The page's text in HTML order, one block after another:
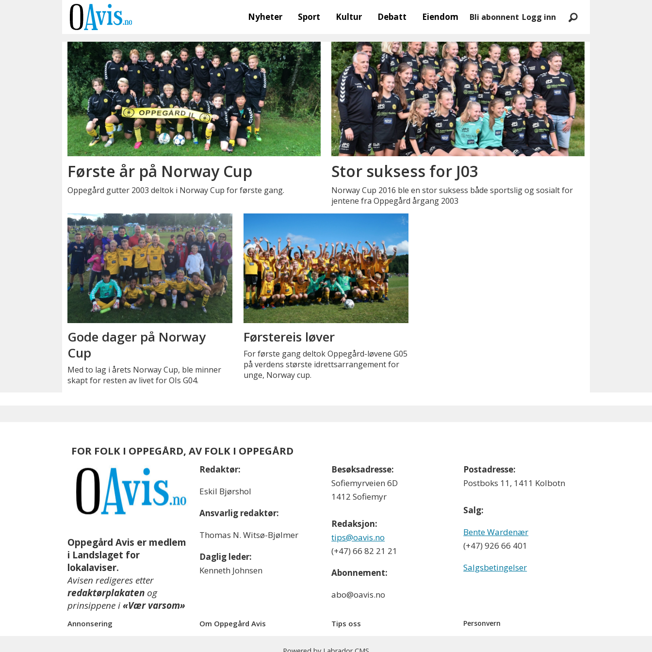
Nyheter Sport Kultur Debatt Eiendom Bli abonnent Logg inn
norway
Første år på Norway Cup
Oppegård gutter 2003 deltok i Norway Cup for første gang.
Stor suksess for J03
Norway Cup 2016 ble en stor suksess både sportslig og sosialt for
jentene fra Oppegård årgang 2003
Gode dager på Norway
Cup
Med to lag i årets Norway Cup, ble minner
skapt for resten av livet for OIs G04.
Førstereis løver
For første gang deltok Oppegård-løvene G05
på verdens største idrettsarrangement for
unge, Norway cup.
FOR FOLK I OPPEGÅRD, AV FOLK I OPPEGÅRD
Oppegård Avis er medlem
i Landslaget for
lokalaviser.
Avisen redigeres etter
redaktørplakaten og
prinsippene i«Vær varsom»
Redaktør:
Eskil Bjørshol
Ansvarlig redaktør:
Thomas N. Witsø-Bjølmer
Daglig leder:
Kenneth Johnsen
Besøksadresse:
Sofiemyrveien 6D
1412 Sofiemyr
Redaksjon:
tips@oavis.no
(+47) 66 82 21 21
Abonnement:
abo@oavis.no
Postadresse:
Postboks 11, 1411 Kolbotn
Salg:
Bente Wardenær
(+47) 926 66 401
Salgsbetingelser
Annonsering Om Oppegård Avis Tips oss Personvern